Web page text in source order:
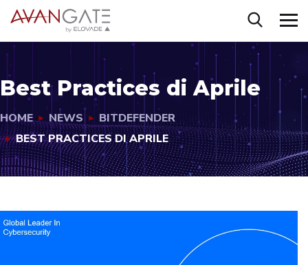
Best Practices di Aprile
HOME NEWS
BITDEFENDER
BEST PRACTICES DI APRILE